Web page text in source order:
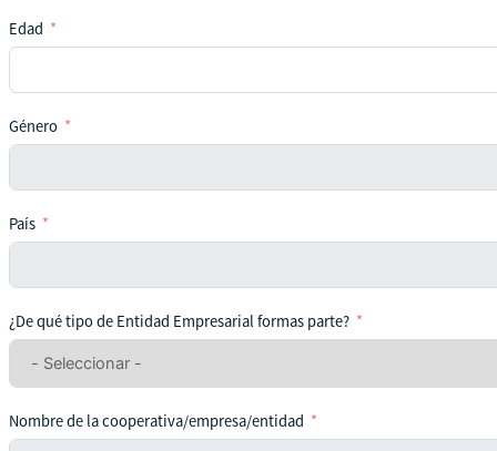
Edad
Género
País
¿De qué tipo de Entidad Empresarial formas parte?
Nombre de la cooperativa/empresa/entidad